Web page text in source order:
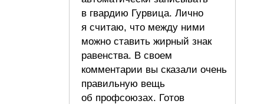
в гвардию Гурвица. Лично
я считаю, что между ними
можно ставить жирный знак
равенства. В своем
комментарии вы сказали очень
правильную вещь
об профсоюзах. Готов